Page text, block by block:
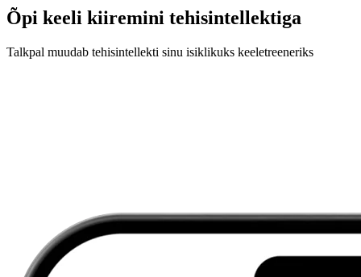
Õpi keeli kiiremini tehisintellektiga
Talkpal muudab tehisintellekti sinu isiklikuks keeletreeneriks